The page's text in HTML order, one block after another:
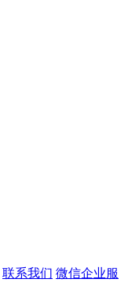
联系我们 微信企业服